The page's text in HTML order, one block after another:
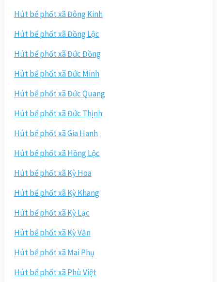
Hút bể phốt xã Đông Kinh
Hút bể phốt xã Đồng Lộc
Hút bể phốt xã Đức Đồng
Hút bể phốt xã Đức Minh
Hút bể phốt xã Đức Quang
Hút bể phốt xã Đức Thịnh
Hút bể phốt xã Gia Hanh
Hút bể phốt xã Hồng Lộc
Hút bể phốt xã Kỳ Hoa
Hút bể phốt xã Kỳ Khang
Hút bể phốt xã Kỳ Lạc
Hút bể phốt xã Kỳ Văn
Hút bể phốt xã Mai Phụ
Hút bể phốt xã Phù Việt